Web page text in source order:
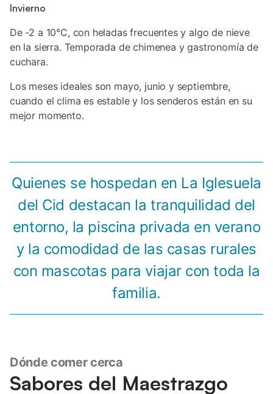
Invierno
De -2 a 10°C, con heladas frecuentes y algo de nieve
en la sierra. Temporada de chimenea y gastronomía de
cuchara.
Los meses ideales son mayo, junio y septiembre,
cuando el clima es estable y los senderos están en su
mejor momento.
Quienes se hospedan en La Iglesuela
del Cid destacan la tranquilidad del
entorno, la piscina privada en verano
y la comodidad de las casas rurales
con mascotas para viajar con toda la
familia.
Dónde comer cerca
Sabores del Maestrazgo